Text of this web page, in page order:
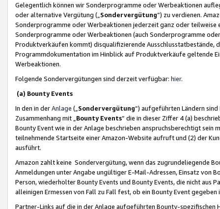
Gelegentlich können wir Sonderprogramme oder Werbeaktionen
oder alternative Vergütung („ Sondervergütung”) zu verdienen.
Sonderprogramme oder Werbeaktionen jederzeit ganz oder
Sonderprogramme oder Werbeaktionen (auch Sonderprogramme
Produktverkäufen kommt) disqualifizierende Ausschlusstatbestände,
Programmdokumentation im Hinblick auf Produktverkäufe geltende
Werbeaktionen.
Folgende Sondervergütungen sind derzeit verfügbar: hier.
(a) Bounty Events
In den in derAnlage („ Sondervergütung“) aufgeführten Ländern
Zusammenhang mit „ Bounty Events“ die in dieser Ziffer 4 (a)
Bounty Event wie in der Anlage beschrieben anspruchsberechtigt sein
teilnehmende Startseite einer Amazon-Website aufruft und (2) der
ausführt.
Amazon zahlt keine Sondervergütung, wenn das zugrundeliegende
Anmeldungen unter Angabe ungültiger E-Mail-Adressen, Einsatz von
Person, wiederholter Bounty Events und Bounty Events, die nicht
alleinigen Ermessen von Fall zu Fall fest, ob ein Bounty Event
Partner-Links auf die in der Anlage aufgeführten Bounty-spezifischen